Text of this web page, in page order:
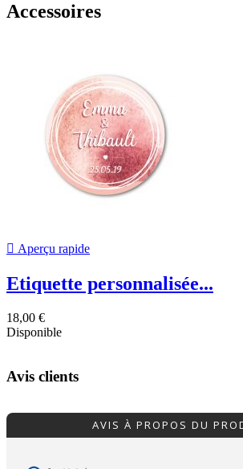
Accessoires
 Aperçu rapide
Etiquette personnalisée...
18,00 €
Disponible
Avis clients
AVIS À PROPOS DU